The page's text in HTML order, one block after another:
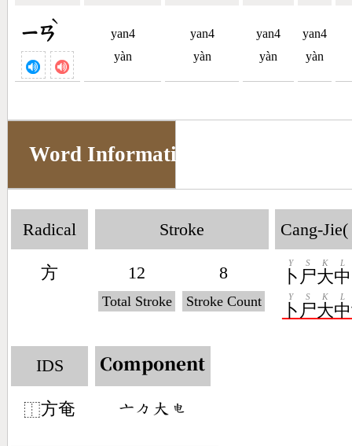
ㄧㄢ
ˋ
yan4
yàn
yan4
yàn
yan4
yàn
yan4
yàn
Word Information
Radical
方
Stroke
12
Total Stroke
8
Stroke Count
Cang-Jie(
卜
Y
尸
S
大
K
中
L
卜
Y
尸
S
大
K
中
L
IDS
⿰方奄
Component
󶁂󶀼󶁨󶄺